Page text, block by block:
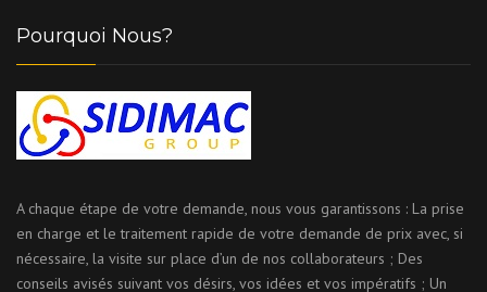
Pourquoi Nous?
A chaque étape de votre demande, nous vous garantissons : La prise
en charge et le traitement rapide de votre demande de prix avec, si
nécessaire, la visite sur place d’un de nos collaborateurs ; Des
conseils avisés suivant vos désirs, vos idées et vos impératifs ; Un